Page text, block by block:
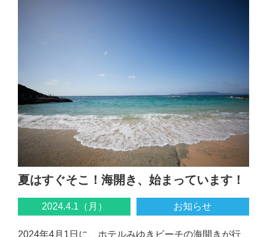
夏はすぐそこ！海開き、始まっています！
2024.4.1（月） お知らせ
2024年4月1日に、ホテルみゆきビーチの海開きが行